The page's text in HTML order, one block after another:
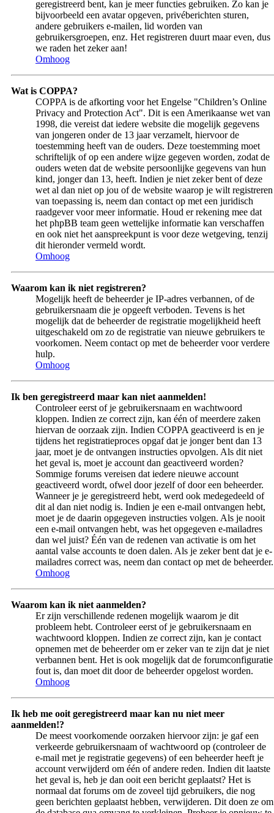
geregistreerd bent, kan je meer functies gebruiken. Zo kan je
bijvoorbeeld een avatar opgeven, privéberichten sturen,
andere gebruikers e-mailen, lid worden van
gebruikersgroepen, enz. Het registreren duurt maar even, dus
we raden het zeker aan!
Omhoog
Wat is COPPA?
COPPA is de afkorting voor het Engelse "Children’s Online
Privacy and Protection Act". Dit is een Amerikaanse wet van
1998, die vereist dat iedere website die mogelijk gegevens
van jongeren onder de 13 jaar verzamelt, hiervoor de
toestemming heeft van de ouders. Deze toestemming moet
schriftelijk of op een andere wijze gegeven worden, zodat de
ouders weten dat de website persoonlijke gegevens van hun
kind, jonger dan 13, heeft. Indien je niet zeker bent of deze
wet al dan niet op jou of de website waarop je wilt registreren
van toepassing is, neem dan contact op met een juridisch
raadgever voor meer informatie. Houd er rekening mee dat
het phpBB team geen wettelijke informatie kan verschaffen
en ook niet het aanspreekpunt is voor deze wetgeving, tenzij
dit hieronder vermeld wordt.
Omhoog
Waarom kan ik niet registreren?
Mogelijk heeft de beheerder je IP-adres verbannen, of de
gebruikersnaam die je opgeeft verboden. Tevens is het
mogelijk dat de beheerder de registratie mogelijkheid heeft
uitgeschakeld om zo de registratie van nieuwe gebruikers te
voorkomen. Neem contact op met de beheerder voor verdere
hulp.
Omhoog
Ik ben geregistreerd maar kan niet aanmelden!
Controleer eerst of je gebruikersnaam en wachtwoord
kloppen. Indien ze correct zijn, kan één of meerdere zaken
hiervan de oorzaak zijn. Indien COPPA geactiveerd is en je
tijdens het registratieproces opgaf dat je jonger bent dan 13
jaar, moet je de ontvangen instructies opvolgen. Als dit niet
het geval is, moet je account dan geactiveerd worden?
Sommige forums vereisen dat iedere nieuwe account
geactiveerd wordt, ofwel door jezelf of door een beheerder.
Wanneer je je geregistreerd hebt, werd ook medegedeeld of
dit al dan niet nodig is. Indien je een e-mail ontvangen hebt,
moet je de daarin opgegeven instructies volgen. Als je nooit
een e-mail ontvangen hebt, was het opgegeven e-mailadres
dan wel juist? Één van de redenen van activatie is om het
aantal valse accounts te doen dalen. Als je zeker bent dat je e-
mailadres correct was, neem dan contact op met de beheerder.
Omhoog
Waarom kan ik niet aanmelden?
Er zijn verschillende redenen mogelijk waarom je dit
probleem hebt. Controleer eerst of je gebruikersnaam en
wachtwoord kloppen. Indien ze correct zijn, kan je contact
opnemen met de beheerder om er zeker van te zijn dat je niet
verbannen bent. Het is ook mogelijk dat de forumconfiguratie
fout is, dan moet dit door de beheerder opgelost worden.
Omhoog
Ik heb me ooit geregistreerd maar kan nu niet meer
aanmelden!?
De meest voorkomende oorzaken hiervoor zijn: je gaf een
verkeerde gebruikersnaam of wachtwoord op (controleer de
e-mail met je registratie gegevens) of een beheerder heeft je
account verwijderd om één of andere reden. Indien dit laatste
het geval is, heb je dan ooit een bericht geplaatst? Het is
normaal dat forums om de zoveel tijd gebruikers, die nog
geen berichten geplaatst hebben, verwijderen. Dit doen ze om